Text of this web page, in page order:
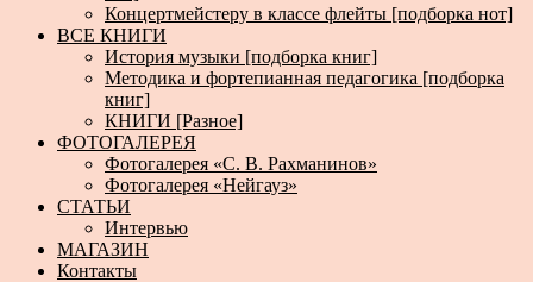
Концертмейстеру в классе флейты [подборка нот]
ВСЕ КНИГИ
История музыки [подборка книг]
Методика и фортепианная педагогика [подборка
книг]
КНИГИ [Разное]
ФОТОГАЛЕРЕЯ
Фотогалерея «С. В. Рахманинов»
Фотогалерея «Нейгауз»
СТАТЬИ
Интервью
МАГАЗИН
Контакты